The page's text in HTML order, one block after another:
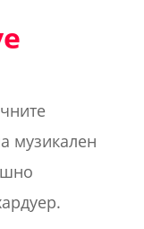
музикален